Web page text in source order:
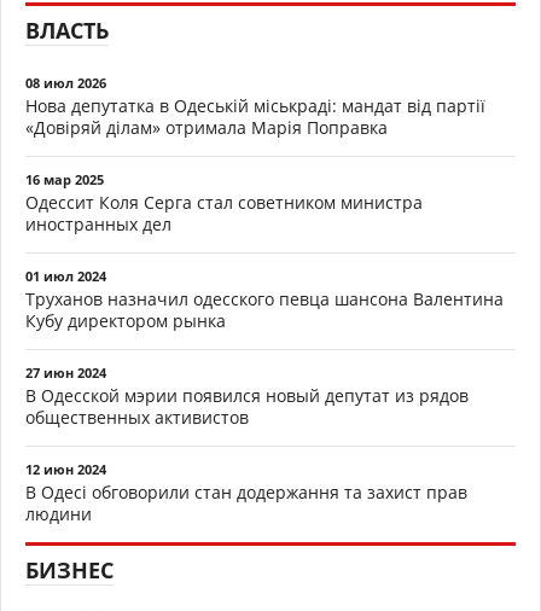
ВЛАСТЬ
08 июл 2026
Нова депутатка в Одеській міськраді: мандат від партії
«Довіряй ділам» отримала Марія Поправка
16 мар 2025
Одессит Коля Серга стал советником министра
иностранных дел
01 июл 2024
Труханов назначил одесского певца шансона Валентина
Кубу директором рынка
27 июн 2024
В Одесской мэрии появился новый депутат из рядов
общественных активистов
12 июн 2024
В Одесі обговорили стан додержання та захист прав
людини
БИЗНЕС